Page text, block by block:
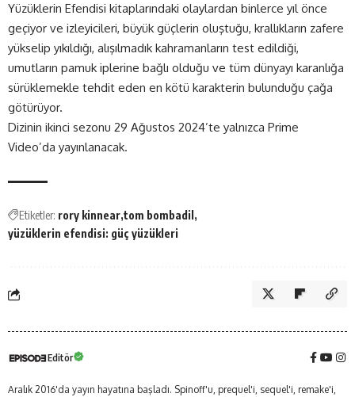
Yüzüklerin Efendisi kitaplarındaki olaylardan binlerce yıl önce
geçiyor ve izleyicileri, büyük güçlerin oluştuğu, krallıkların zafere
yükselip yıkıldığı, alışılmadık kahramanların test edildiği,
umutların pamuk iplerine bağlı olduğu ve tüm dünyayı karanlığa
sürüklemekle tehdit eden en kötü karakterin bulunduğu çağa
götürüyor.
Dizinin ikinci sezonu 29 Ağustos 2024’te yalnızca Prime
Video’da yayınlanacak.
Etiketler: rory kinnear tom bombadil
yüzüklerin efendisi: güç yüzükleri
Editör
Aralık 2016'da yayın hayatına başladı. Spinoff'u, prequel'i, sequel'i, remake'i,